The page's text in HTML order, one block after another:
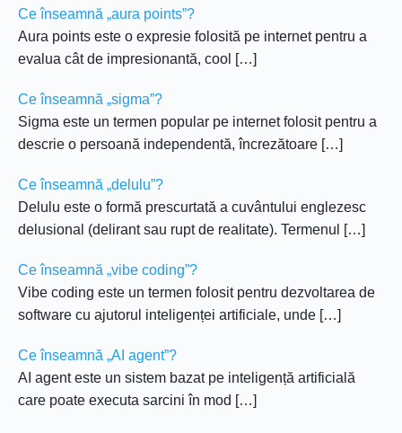
Ce înseamnă „aura points”?
Aura points este o expresie folosită pe internet pentru a
evalua cât de impresionantă, cool […]
Ce înseamnă „sigma”?
Sigma este un termen popular pe internet folosit pentru a
descrie o persoană independentă, încrezătoare […]
Ce înseamnă „delulu”?
Delulu este o formă prescurtată a cuvântului englezesc
delusional (delirant sau rupt de realitate). Termenul […]
Ce înseamnă „vibe coding”?
Vibe coding este un termen folosit pentru dezvoltarea de
software cu ajutorul inteligenței artificiale, unde […]
Ce înseamnă „AI agent”?
AI agent este un sistem bazat pe inteligență artificială
care poate executa sarcini în mod […]